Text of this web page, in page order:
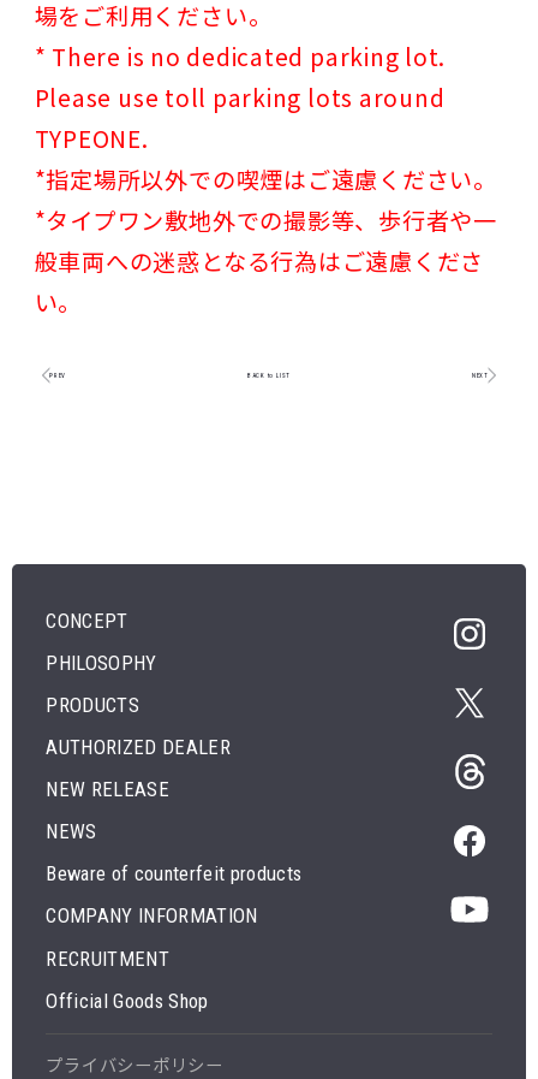
場をご利用ください。
* There is no dedicated parking lot.
Please use toll parking lots around
TYPEONE.
*指定場所以外での喫煙はご遠慮ください。
*タイプワン敷地外での撮影等、歩行者や一
般車両への迷惑となる行為はご遠慮くださ
い。
PREV BACK to LIST NEXT
CONCEPT
PHILOSOPHY
PRODUCTS
AUTHORIZED DEALER
NEW RELEASE
NEWS
Beware of counterfeit products
COMPANY INFORMATION
RECRUITMENT
Official Goods Shop
プライバシーポリシー